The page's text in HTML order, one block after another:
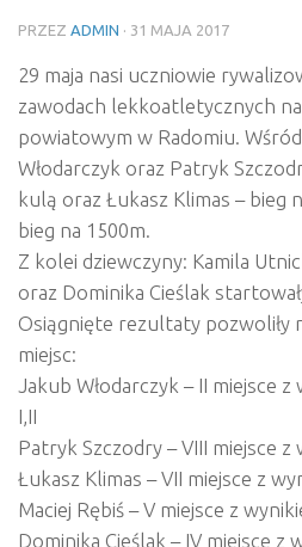
PRZEZ ADMIN · 31 MAJA 2017
29 maja nasi uczniowie
zawodach lekkoatletycznych
powiatowym w Radomiu.
Włodarczyk oraz Patryk
kulą oraz Łukasz Klimas – bieg
bieg na 1500m.
Z kolei dziewczyny: Kamila
oraz Dominika Cieślak star
Osiągnięte rezultaty pozwoliły
miejsc:
Jakub Włodarczyk – II miejsce
I,II
Patryk Szczodry – VIII miejsce z
Łukasz Klimas – VII miejsce z
Maciej Rębiś – V miejsce z
Dominika Cieślak – IV miejsce z